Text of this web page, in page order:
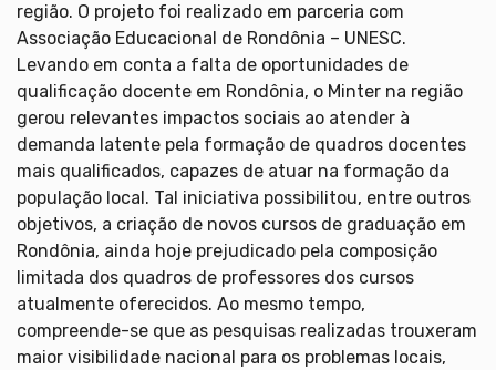
região. O projeto foi realizado em parceria com
Associação Educacional de Rondônia – UNESC.
Levando em conta a falta de oportunidades de
qualificação docente em Rondônia, o Minter na região
gerou relevantes impactos sociais ao atender à
demanda latente pela formação de quadros docentes
mais qualificados, capazes de atuar na formação da
população local. Tal iniciativa possibilitou, entre outros
objetivos, a criação de novos cursos de graduação em
Rondônia, ainda hoje prejudicado pela composição
limitada dos quadros de professores dos cursos
atualmente oferecidos. Ao mesmo tempo,
compreende-se que as pesquisas realizadas trouxeram
maior visibilidade nacional para os problemas locais,